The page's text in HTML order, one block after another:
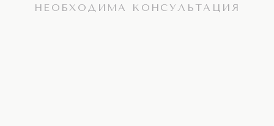
НЕОБХОДИМА КОНСУЛЬТАЦИЯ